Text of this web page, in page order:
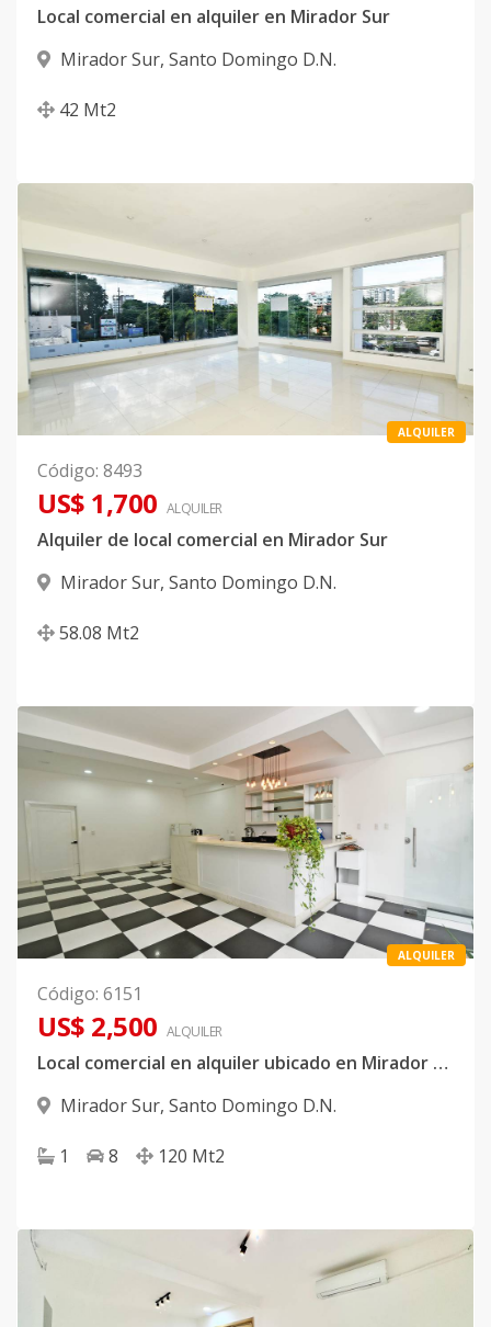
Local comercial en alquiler en Mirador Sur
Mirador Sur, Santo Domingo D.N.
42 Mt2
ALQUILER
Código: 8493
US$ 1,700 ALQUILER
Alquiler de local comercial en Mirador Sur
Mirador Sur, Santo Domingo D.N.
58.08 Mt2
ALQUILER
Código: 6151
US$ 2,500 ALQUILER
Local comercial en alquiler ubicado en Mirador Sur
Mirador Sur, Santo Domingo D.N.
1 8 120 Mt2